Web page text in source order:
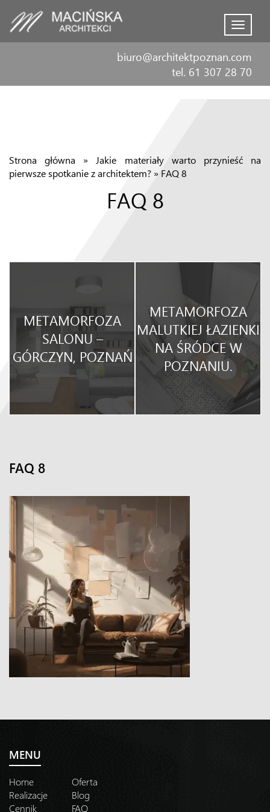
Menu
biuro@architektpoznan.com
tel. 61 307 28 70
Strona główna » Jakie materiały warto przynieść na
pierwsze spotkanie z architektem? » FAQ 8
FAQ 8
METAMORFOZA
SALONU –
GÓRCZYN, POZNAŃ
METAMORFOZA
MALUTKIEJ ŁAZIENKI
NA ŚRÓDCE W
POZNANIU.
FAQ 8
MENU
Home
Oferta
Realizacje
Blog
Cennik
FAQ